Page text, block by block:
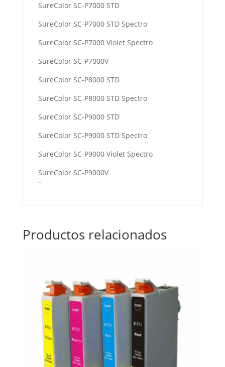
SureColor SC-P7000 STD
SureColor SC-P7000 STD Spectro
SureColor SC-P7000 Violet Spectro
SureColor SC-P7000V
SureColor SC-P8000 STD
SureColor SC-P8000 STD Spectro
SureColor SC-P9000 STD
SureColor SC-P9000 STD Spectro
SureColor SC-P9000 Violet Spectro
SureColor SC-P9000V
“
Productos relacionados